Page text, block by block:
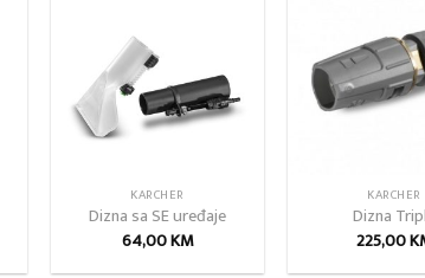
KARCHER
Dizna sa SE uređaje
64,00KM
KARCHER
Dizna
225,00